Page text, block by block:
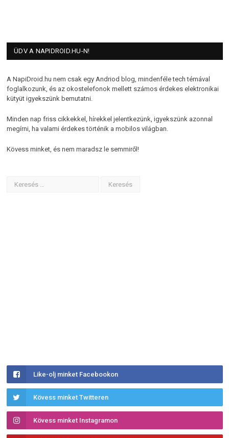
ÜDV A NAPIDROID.HU-N!
A NapiDroid.hu nem csak egy Andriod blog, mindenféle tech témával
foglalkozunk, és az okostelefonok mellett számos érdekes elektronikai
kütyüt igyekszünk bemutatni.
Minden nap friss cikkekkel, hírekkel jelentkezünk, igyekszünk azonnal
megírni, ha valami érdekes történik a mobilos világban.
Kövess minket, és nem maradsz le semmiről!
Like-olj minket Facebookon
Kövess minket Twitteren
Kövess minket Instagramon